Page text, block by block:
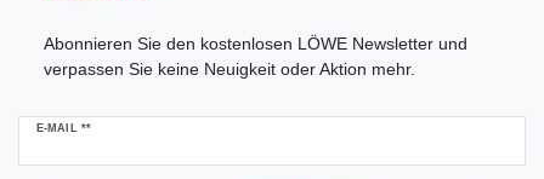
Abonnieren Sie den kostenlosen LÖWE Newsletter und
verpassen Sie keine Neuigkeit oder Aktion mehr.
E-MAIL **
Newsletter